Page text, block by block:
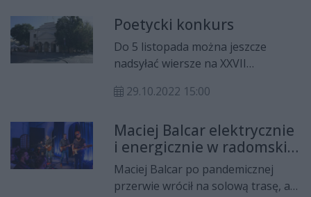
Poetycki konkurs
Do 5 listopada można jeszcze
nadsyłać wiersze na XXVII
Stanisława Grochowiaka.
29.10.2022 15:00
Maciej Balcar elektrycznie
i energicznie w radomskiej
Łaźni
Maciej Balcar po pandemicznej
przerwie wrócił na solową trasę, a